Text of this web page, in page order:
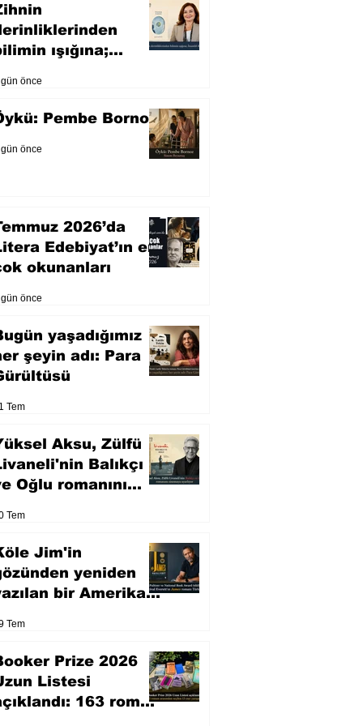
ışığına;
önce
Pembe Bornoz
önce
2026’da
Edebiyat’ın en
okunanları
önce
yaşadığımız
şeyin adı: Para
Tem
Aksu, Zülfü
Balıkçı
Oğlu romanını
Tem
Jim'in
yeniden
bir Amerikan
Tem
Prize 2026
Listesi
163 roman